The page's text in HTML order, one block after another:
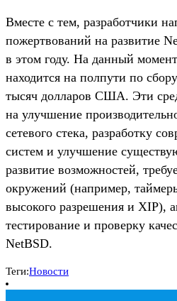
Вместе с тем, разработчики
пожертвований на развитие
в этом году. На данный
находится на полпути по
тысяч долларов США. Эти
на улучшение
сетевого стека, разработку
систем и улучшение
развитие возможностей,
окружений (например,
высокого разрешения и XIP),
тестирование и проверку
NetBSD.
Теги:Новости